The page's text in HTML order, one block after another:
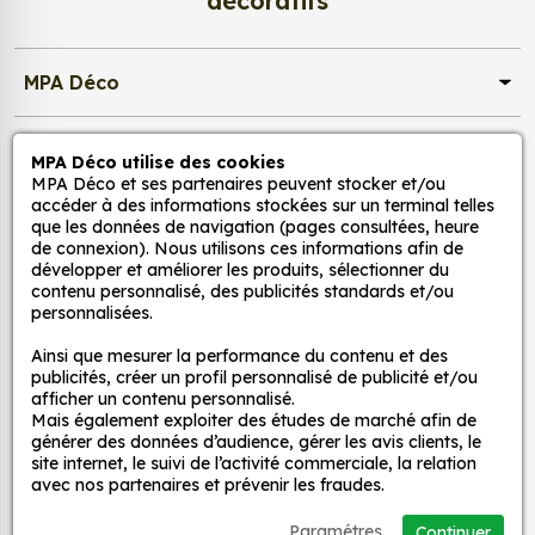
nos Sticker Jdm Cool Hand sont disponibles
dans une large gamme de motifs et de
couleurs, ce qui vous permet de trouver le
sticker parfait pour votre décoration.
Une installation facile : nos stickers sont faciles
à installer, même pour les débutants. Il suffit de
les décoller de leur support et de les coller sur
d’une raclette si besoin.
Une durabilité élevée : nos stickers sont
fabriqués à partir de matériaux de haute
qualité, ce qui leur confère une excellente
durabilité. Ils peuvent résister aux intempéries,
aux UV et à l'usure.
MPA Déco
Nos services
Nos sites
Mon Compte
Aide
A propos
MPA Déco utilise des cookies
MPA Déco et ses partenaires peuvent stocker et/ou
accéder à des informations stockées sur un terminal telles
que les données de navigation (pages consultées, heure
de connexion). Nous utilisons ces informations afin de
développer et améliorer les produits, sélectionner du
contenu personnalisé, des publicités standards et/ou
personnalisées.
Ainsi que mesurer la performance du contenu et des
publicités, créer un profil personnalisé de publicité et/ou
afficher un contenu personnalisé.
Mais également exploiter des études de marché afin de
générer des données d’audience, gérer les avis clients, le
site internet, le suivi de l’activité commerciale, la relation
avec nos partenaires et prévenir les fraudes.